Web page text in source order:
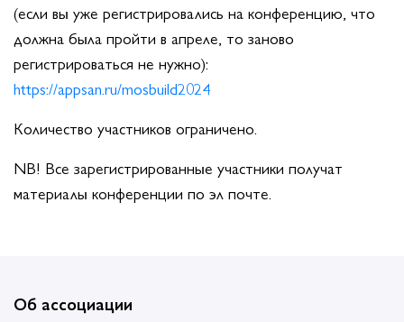
(если вы уже регистрировались на конференцию, что
должна была пройти в апреле, то заново
регистрироваться не нужно):
https://appsan.ru/mosbuild2024
Количество участников ограничено.
NB! Все зарегистрированные участники получат
материалы конференции по эл почте.
Об ассоциации